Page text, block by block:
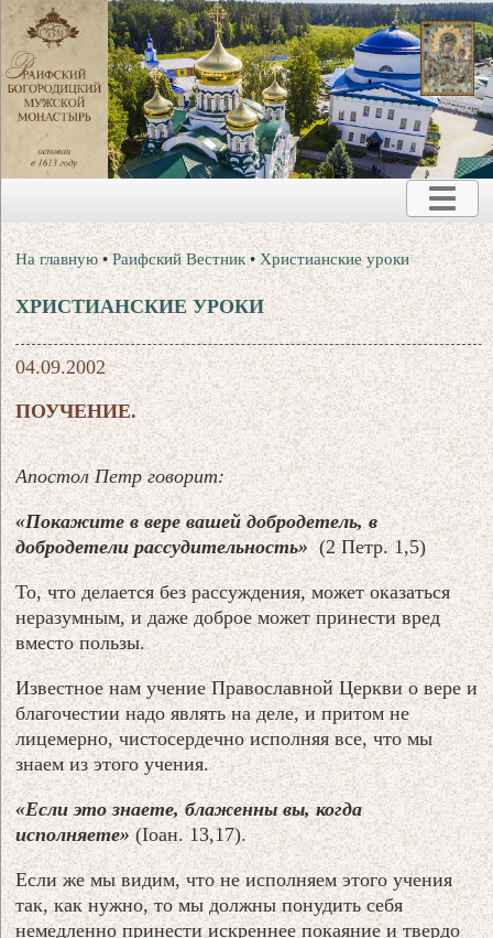
На главную •Раифский Вестник •Христианские уроки
ХРИСТИАНСКИЕ УРОКИ
04.09.2002
ПОУЧЕНИЕ.
Апостол Петр говорит:
«Покажите в вере вашей добродетель, в
добродетели рассудительность»(2 Петр. 1,5)
То, что делается без рассуждения, может оказаться
неразумным, и даже доброе может принести вред
вместо пользы.
Известное нам учение Православной Церкви о вере и
благочестии надо являть на деле, и притом не
лицемерно, чистосердечно исполняя все, что мы
знаем из этого учения.
«Если это знаете, блаженны вы, когда
исполняете»(Iоан. 13,17).
Если же мы видим, что не исполняем этого учения
так, как нужно, то мы должны понудить себя
немедленно принести искреннее покаяние и твердо